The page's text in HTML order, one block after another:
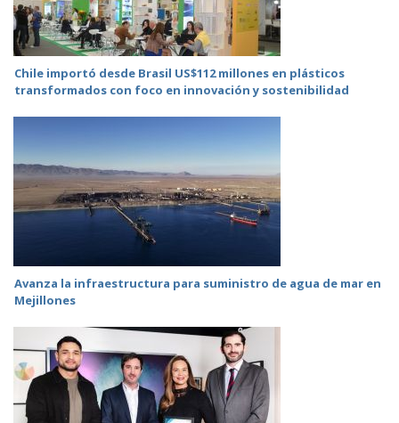
Chile importó desde Brasil US$112 millones en plásticos
transformados con foco en innovación y sostenibilidad
Avanza la infraestructura para suministro de agua de mar en
Mejillones